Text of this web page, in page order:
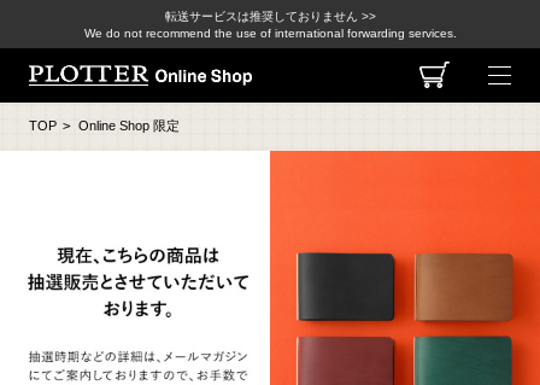
転送サービスは推奨しておりません >>
We do not recommend the use of international forwarding services.
TOP > Online Shop 限定